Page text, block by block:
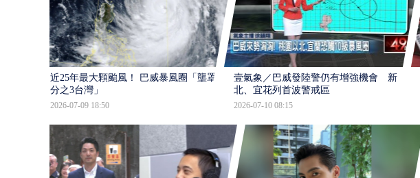
近25年最大顆颱風！ 巴威暴風圈「壟罩4
分之3台灣」
2026-07-09 18:50
壹氣象／巴威發陸警仍有增強機會 新
北、宜花列首波警戒區
2026-07-10 08:15